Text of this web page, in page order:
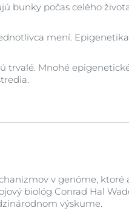
bunky počas celého
mení.
trvalé. Mnohé
v genóme, ktoré
biológ Conrad Hal
výskume.